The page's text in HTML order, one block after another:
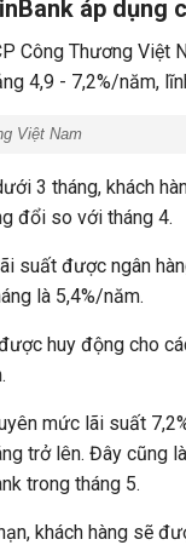
áp dụng
Công Thương Việt
4,9 - 7,2%/năm,
Việt Nam
3 tháng, khách
đổi so với tháng 4.
suất được ngân
là 5,4%/năm.
huy động cho
mức lãi suất
trở lên. Đây cũng
trong tháng 5.
khách hàng sẽ